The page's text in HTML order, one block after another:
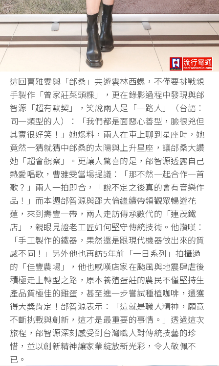
這回曹雅雯與「邰桑」共遊雲林西螺，不僅要挑戰親
手製作「曾家莊菜頭粿」，更在錄影過程中發現與邰
智源「超有默契」，笑說兩人是「一路人」（台語：
同一類型的人）：「我們都是面惡心善型，臉很兇但
其實很好笑！」她爆料，兩人在車上聊到星座時，她
竟然一猜就猜中邰桑的太陽與上升星座，讓邰桑大讚
她「超會觀察」。更讓人驚喜的是，邰智源透露自己
熱愛唱歌，曹雅雯當場提議：「那不然一起合作一首
歌？」兩人一拍即合，「說不定之後真的會有音樂作
品！」而本週邰智源與邵大倫繼續帶領觀眾暢遊花
蓮，來到壽豐一帶，兩人走訪傳承數代的「連茂鐵
店」，親眼見證老工匠如何堅守傳統技術。他讚嘆：
「手工製作的鐵器，果然還是跟現代機器做出來的質
感不同！」另外他也再訪5年前「一日系列」拍攝過
的「佳豐農場」，他也感嘆店家在颱風與地震肆虐後
積極走上轉型之路，原本養殖蛋莊的農民不僅堅持生
產品質極佳的雞蛋，甚至進一步嘗試種植咖啡，還獲
得大獎肯定！邰智源表示：「這就是職人精神，願意
不斷挑戰與創新，這才是最重要的事情。」透過這次
旅程，邰智源深刻感受到台灣職人對傳統技藝的珍
惜，並以創新精神讓家業綻放新光彩，令人敬佩不
已。